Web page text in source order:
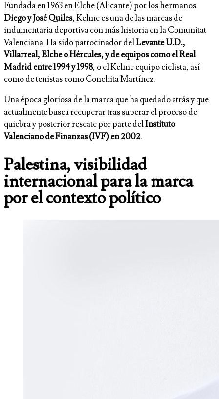
Fundada en 1963 en Elche (Alicante) por los hermanos
Diego y José Quiles, Kelme es una de las marcas de
indumentaria deportiva con más historia en la Comunitat
Valenciana. Ha sido patrocinador delLevante U.D.,
Villarreal, Elche o Hércules, y de equipos como el Real
Madrid entre 1994 y 1998, o el Kelme equipo ciclista, así
como de tenistas como Conchita Martínez.
Una época gloriosa de la marca que ha quedado atrás y que
actualmente busca recuperar tras superar el proceso de
quiebra y posterior rescate por parte delInstituto
Valenciano de Finanzas (IVF) en 2002.
Palestina, visibilidad
internacional para la marca
por el contexto político